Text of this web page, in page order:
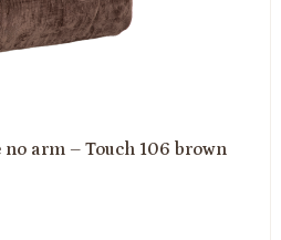
arm – Touch 106 brown